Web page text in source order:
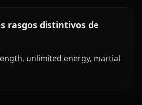
rasgos distintivos de
unlimited energy, martial